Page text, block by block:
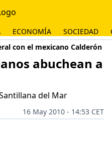
ECONOMÍA SOCIEDAD
con el mexicano Calderón
abuchean a
del Mar
16 May 2010 - 14:53 CET